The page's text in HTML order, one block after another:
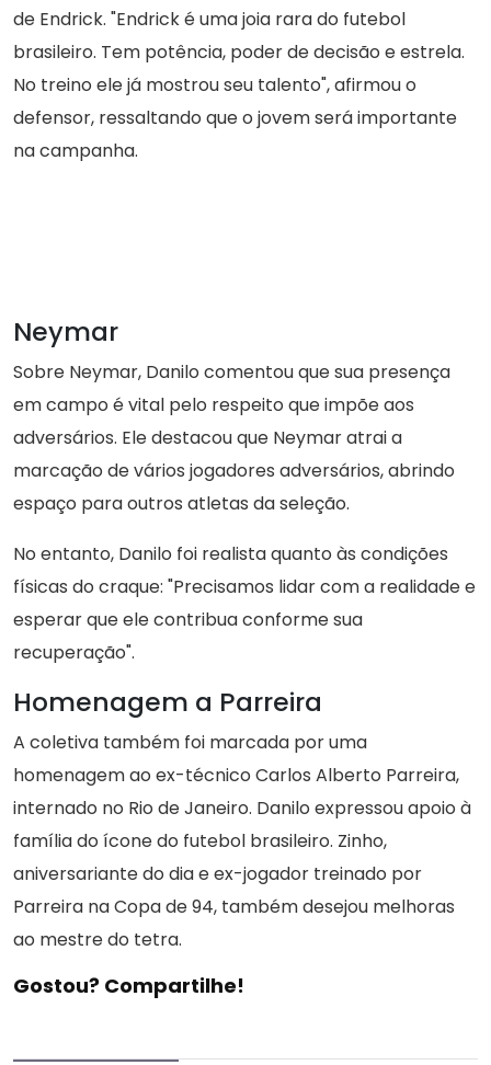
de Endrick. "Endrick é uma joia rara do futebol
brasileiro. Tem potência, poder de decisão e estrela.
No treino ele já mostrou seu talento", afirmou o
defensor, ressaltando que o jovem será importante
na campanha.
Neymar
Sobre Neymar, Danilo comentou que sua presença
em campo é vital pelo respeito que impõe aos
adversários. Ele destacou que Neymar atrai a
marcação de vários jogadores adversários, abrindo
espaço para outros atletas da seleção.
No entanto, Danilo foi realista quanto às condições
físicas do craque: "Precisamos lidar com a realidade e
esperar que ele contribua conforme sua
recuperação".
Homenagem a Parreira
A coletiva também foi marcada por uma
homenagem ao ex-técnico Carlos Alberto Parreira,
internado no Rio de Janeiro. Danilo expressou apoio à
família do ícone do futebol brasileiro. Zinho,
aniversariante do dia e ex-jogador treinado por
Parreira na Copa de 94, também desejou melhoras
ao mestre do tetra.
Gostou? Compartilhe!